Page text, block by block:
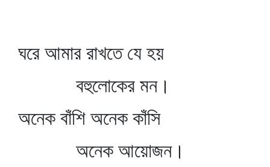
ঘরে আমার রাখতে যে হয়
বহুলোকের মন।
অনেক বাঁশি অনেক কাঁসি
অনেক আয়োজন।